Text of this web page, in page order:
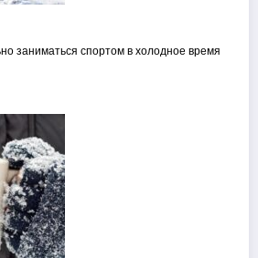
заниматься спортом в холодное время